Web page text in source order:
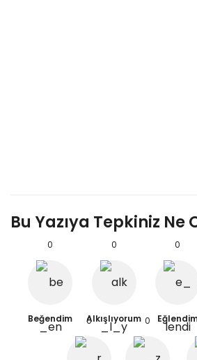
Bu Yazıya Tepkiniz Ne
0
Beğendim
0
Alkışlıyorum
0
0 0